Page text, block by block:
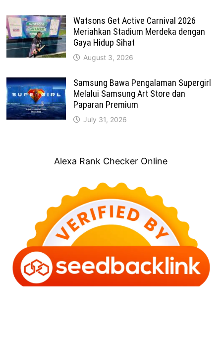
Watsons Get Active Carnival 2026
Meriahkan Stadium Merdeka dengan
Gaya Hidup Sihat
August 3, 2026
Samsung Bawa Pengalaman Supergirl
Melalui Samsung Art Store dan
Paparan Premium
July 31, 2026
Alexa Rank Checker Online